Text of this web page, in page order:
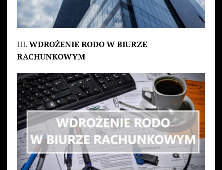
III.WDROŻENIE RODO W BIURZE
RACHUNKOWYM